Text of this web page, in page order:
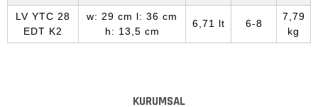
LV YTC 28
EDT K2
w: 29 cm l: 36 cm
h: 13,5 cm
6,71 lt 6-8
7,79
kg
KURUMSAL